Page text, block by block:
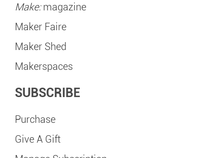
Make:magazine
Maker Faire
Maker Shed
Makerspaces
SUBSCRIBE
Purchase
Give A Gift